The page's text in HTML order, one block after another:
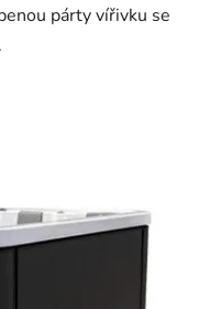
párty vířivku se